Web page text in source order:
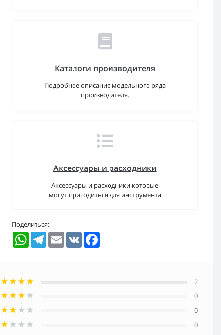
Каталоги производителя
Подробное описание модельного ряда
производителя.
Аксессуары и расходники
Аксессуары и расходники которые
могут пригодиться для инструмента
Поделиться:
WhatsAppTelegramEmail VK
2
0
0
0